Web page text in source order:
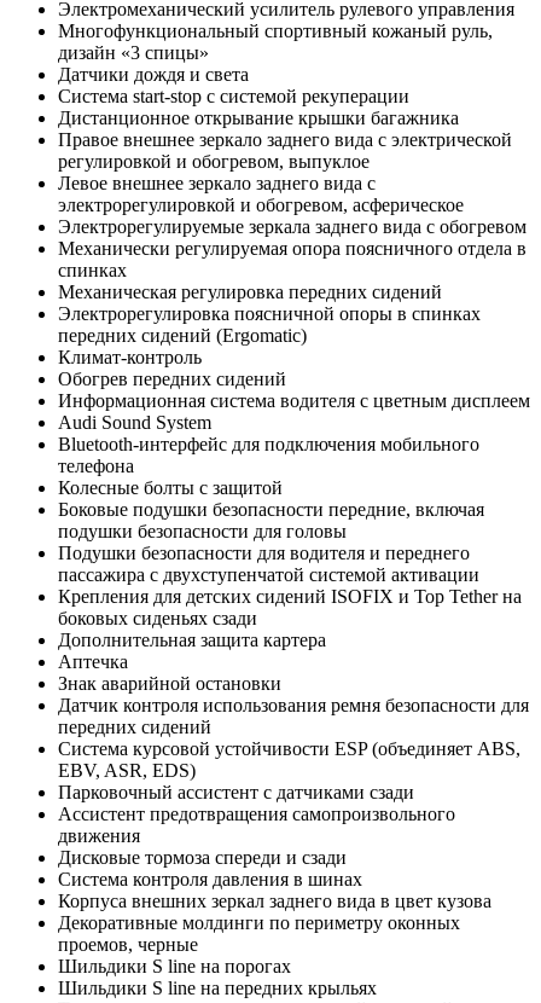
Электромеханический усилитель рулевого управления
Многофункциональный спортивный кожаный руль,
дизайн «3 спицы»
Датчики дождя и света
Система start-stop с системой рекуперации
Дистанционное открывание крышки багажника
Правое внешнее зеркало заднего вида с электрической
регулировкой и обогревом, выпуклое
Левое внешнее зеркало заднего вида с
электрорегулировкой и обогревом, асферическое
Электрорегулируемые зеркала заднего вида с обогревом
Механически регулируемая опора поясничного отдела в
спинках
Механическая регулировка передних сидений
Электрорегулировка поясничной опоры в спинках
передних сидений (Ergomatic)
Климат-контроль
Обогрев передних сидений
Информационная система водителя с цветным дисплеем
Audi Sound System
Bluetooth-интерфейс для подключения мобильного
телефона
Колесные болты с защитой
Боковые подушки безопасности передние, включая
подушки безопасности для головы
Подушки безопасности для водителя и переднего
пассажира с двухступенчатой системой активации
Крепления для детских сидений ISOFIX и Top Tether на
боковых сиденьях сзади
Дополнительная защита картера
Аптечка
Знак аварийной остановки
Датчик контроля использования ремня безопасности для
передних сидений
Система курсовой устойчивости ESP (объединяет ABS,
EBV, ASR, EDS)
Парковочный ассистент с датчиками сзади
Ассистент предотвращения самопроизвольного
движения
Дисковые тормоза спереди и сзади
Система контроля давления в шинах
Корпуса внешних зеркал заднего вида в цвет кузова
Декоративные молдинги по периметру оконных
проемов, черные
Шильдики S line на порогах
Шильдики S line на передних крыльях